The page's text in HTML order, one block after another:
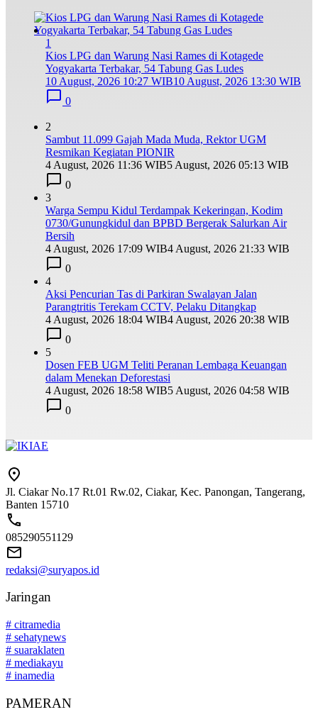
1
Kios LPG dan Warung Nasi Rames di Kotagede
Yogyakarta Terbakar, 54 Tabung Gas Ludes
10 August, 2026 10:27 WIB10 August, 2026 13:30 WIB
0
2
Sambut 11.099 Gajah Mada Muda, Rektor UGM
Resmikan Kegiatan PIONIR
4 August, 2026 11:36 WIB5 August, 2026 05:13 WIB
0
3
Warga Sempu Kidul Terdampak Kekeringan, Kodim
0730/Gunungkidul dan BPBD Bergerak Salurkan Air
Bersih
4 August, 2026 17:09 WIB4 August, 2026 21:33 WIB
0
4
Aksi Pencurian Tas di Parkiran Swalayan Jalan
Parangtritis Terekam CCTV, Pelaku Ditangkap
4 August, 2026 18:04 WIB4 August, 2026 20:38 WIB
0
5
Dosen FEB UGM Teliti Peranan Lembaga Keuangan
dalam Menekan Deforestasi
4 August, 2026 18:58 WIB5 August, 2026 04:58 WIB
0
Jl. Ciakar No.17 Rt.01 Rw.02, Ciakar, Kec. Panongan, Tangerang,
Banten 15710
085290551129
redaksi@suryapos.id
Jaringan
# citramedia
# sehatynews
# suaraklaten
# mediakayu
# inamedia
PAMERAN